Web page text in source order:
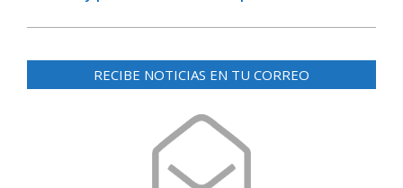
RECIBE NOTICIAS EN TU CORREO